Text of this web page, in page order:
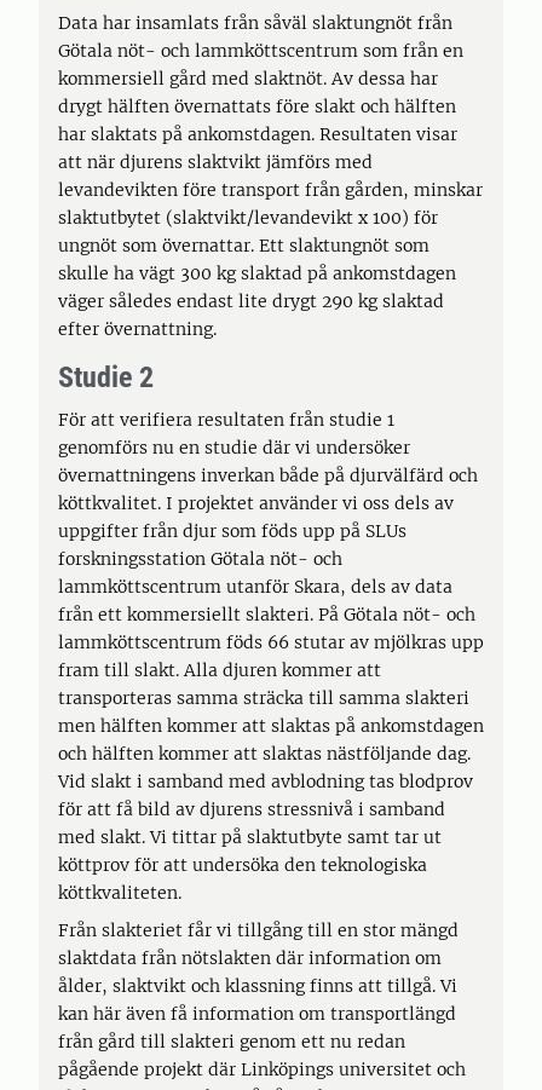
Data har insamlats från såväl slaktungnöt från
Götala nöt- och lammköttscentrum som från en
kommersiell gård med slaktnöt. Av dessa har
drygt hälften övernattats före slakt och hälften
har slaktats på ankomstdagen. Resultaten visar
att när djurens slaktvikt jämförs med
levandevikten före transport från gården, minskar
slaktutbytet (slaktvikt/levandevikt x 100) för
ungnöt som övernattar. Ett slaktungnöt som
skulle ha vägt 300 kg slaktad på ankomstdagen
väger således endast lite drygt 290 kg slaktad
efter övernattning.
Studie 2
För att verifiera resultaten från studie 1
genomförs nu en studie där vi undersöker
övernattningens inverkan både på djurvälfärd och
köttkvalitet. I projektet använder vi oss dels av
uppgifter från djur som föds upp på SLUs
forskningsstation Götala nöt- och
lammköttscentrum utanför Skara, dels av data
från ett kommersiellt slakteri. På Götala nöt- och
lammköttscentrum föds 66 stutar av mjölkras upp
fram till slakt. Alla djuren kommer att
transporteras samma sträcka till samma slakteri
men hälften kommer att slaktas på ankomstdagen
och hälften kommer att slaktas nästföljande dag.
Vid slakt i samband med avblodning tas blodprov
för att få bild av djurens stressnivå i samband
med slakt. Vi tittar på slaktutbyte samt tar ut
köttprov för att undersöka den teknologiska
köttkvaliteten.
Från slakteriet får vi tillgång till en stor mängd
slaktdata från nötslakten där information om
ålder, slaktvikt och klassning finns att tillgå. Vi
kan här även få information om transportlängd
från gård till slakteri genom ett nu redan
pågående projekt där Linköpings universitet och